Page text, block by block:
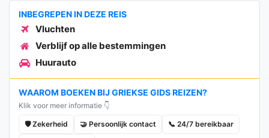
INBEGREPEN IN DEZE REIS
Vluchten
Verblijf op alle bestemmingen
Huurauto
WAAROM BOEKEN BIJ GRIEKSE GIDS REIZEN?
Klik voor meer informatie 👇
🛡️ Zekerheid 🤝 Persoonlijk contact 📞 24/7 bereikbaar